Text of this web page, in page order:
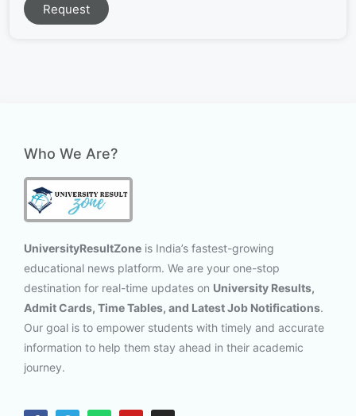
Request
Who We Are?
UniversityResultZone is India’s fastest-growing
educational news platform. We are your one-stop
destination for real-time updates on University Results,
Admit Cards, Time Tables, and Latest Job Notifications.
Our goal is to empower students with timely and accurate
information to help them stay ahead in their academic
journey.